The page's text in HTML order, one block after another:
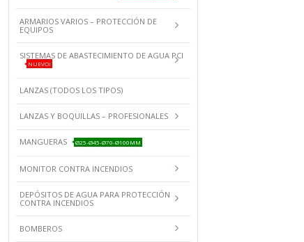
ARMARIOS VARIOS – PROTECCIÓN DE
EQUIPOS
SISTEMAS DE ABASTECIMIENTO DE AGUA PCI
NUEVO!
LANZAS (TODOS LOS TIPOS)
LANZAS Y BOQUILLAS – PROFESIONALES
MANGUERAS Ø25-Ø45-Ø70-Ø100MM
MONITOR CONTRA INCENDIOS
DEPÓSITOS DE AGUA PARA PROTECCIÓN
CONTRA INCENDIOS
BOMBEROS